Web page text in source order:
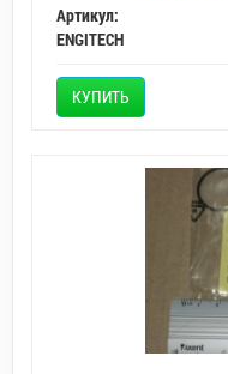
Артикул:
ENGITECH
КУПИТЬ